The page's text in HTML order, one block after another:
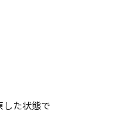
した状態で